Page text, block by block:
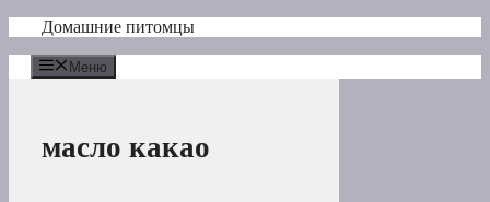
Перейти
содержимому
Домашние питомцы
Меню
масло какао